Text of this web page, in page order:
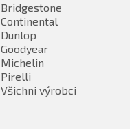
Bridgestone
Continental
Dunlop
Goodyear
Michelin
Pirelli
Všichni výrobci